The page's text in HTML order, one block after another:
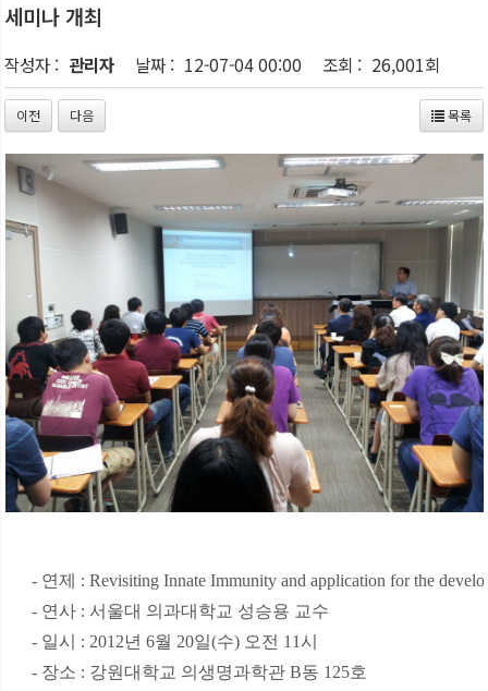
세미나 개최
작성자 : 관리자 날짜 : 12-07-04 00:00 조회 : 26,001회
이전 다음 목록
- 연제 : Revisiting Innate Immunity and application for the
- 연사 : 서울대 의과대학교 성승용 교수
- 일시 : 2012년 6월 20일(수) 오전 11시
- 장소 : 강원대학교 의생명과학관 B동 125호